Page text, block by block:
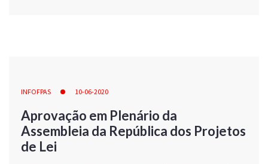
INFOFPAS 10-06-2020
Aprovação em Plenário da
Assembleia da República dos Projetos
de Lei